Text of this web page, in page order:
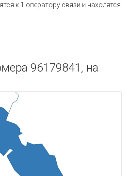
к 1 оператору связи и находятся
96179841, на